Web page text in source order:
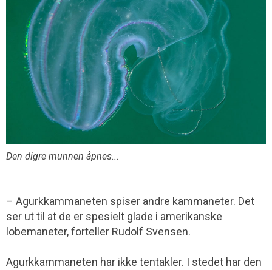
Den digre munnen åpnes...
– Agurkkammaneten spiser andre kammaneter. Det
ser ut til at de er spesielt glade i amerikanske
lobemaneter, forteller Rudolf Svensen.
Agurkkammaneten har ikke tentakler. I stedet har den